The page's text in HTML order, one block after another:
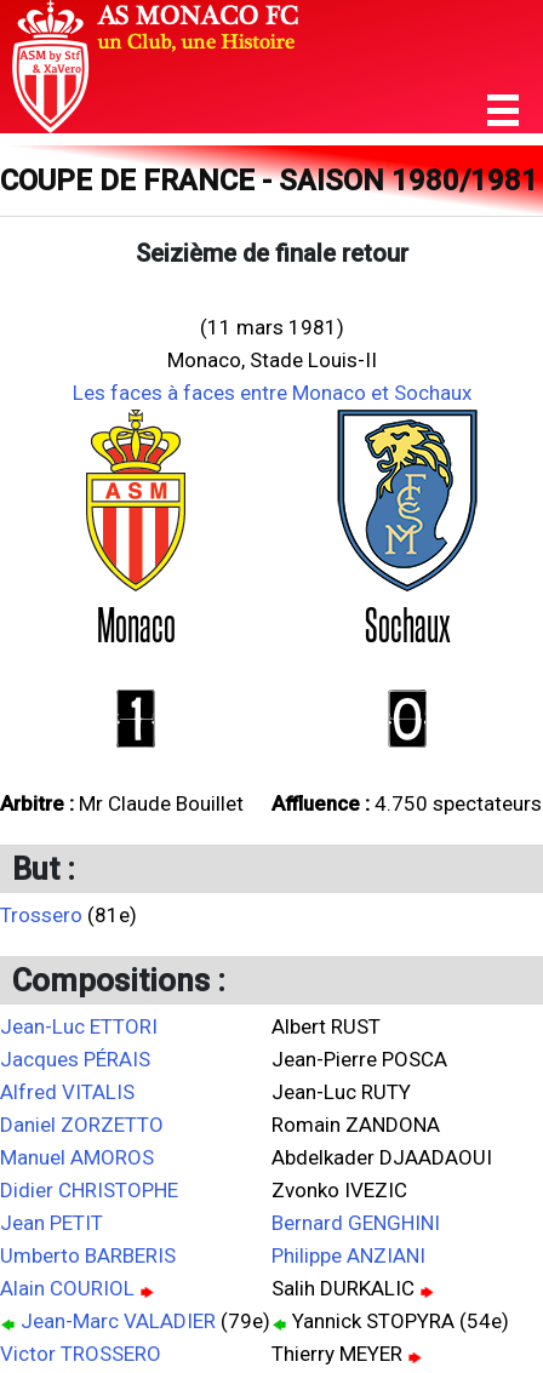
COUPE DE FRANCE - SAISON 1980/1981
Seizième de finale retour
(11 mars 1981)
Monaco, Stade Louis-II
Les faces à faces entre Monaco et Sochaux
Monaco Sochaux
1 0
Arbitre : Mr Claude Bouillet Affluence : 4.750 spectateurs
But :
Trossero (81e)
Compositions :
Jean-Luc ETTORI
Jacques PÉRAIS
Alfred VITALIS
Daniel ZORZETTO
Manuel AMOROS
Didier CHRISTOPHE
Jean PETIT
Umberto BARBERIS
Alain COURIOL
Jean-Marc VALADIER (79e)
Victor TROSSERO
Albert RUST
Jean-Pierre POSCA
Jean-Luc RUTY
Romain ZANDONA
Abdelkader DJAADAOUI
Zvonko IVEZIC
Bernard GENGHINI
Philippe ANZIANI
Salih DURKALIC
Yannick STOPYRA (54e)
Thierry MEYER